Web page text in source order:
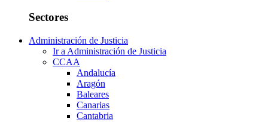
Sectores
Administración de Justicia
Ir a Administración de Justicia
CCAA
Andalucía
Aragón
Baleares
Canarias
Cantabria